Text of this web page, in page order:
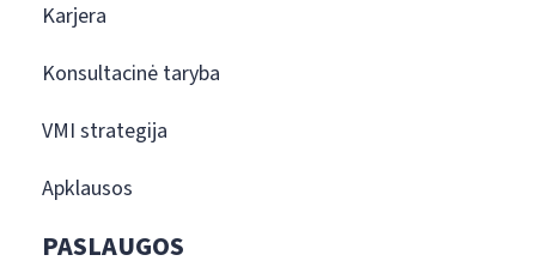
Karjera
Konsultacinė taryba
VMI strategija
Apklausos
PASLAUGOS